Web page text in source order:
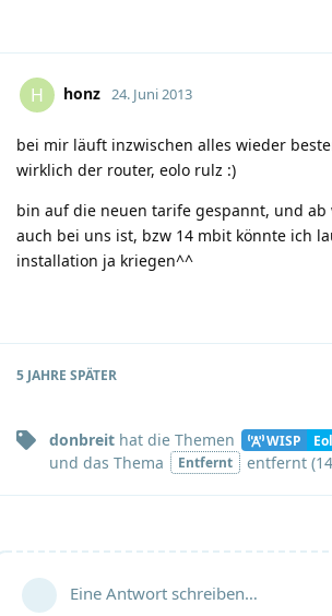
H honz 24. Juni 2013
bei mir läuft inzwischen alles wieder
wirklich der router, eolo rulz :)
bin auf die neuen tarife gespannt, und ab
auch bei uns ist, bzw 14 mbit könnte ich
installation ja kriegen^^
5 JAHRE SPÄTER
donbreit hat die Themen WISP
und das Thema Entfernt entfernt (
Eine Antwort schreiben…